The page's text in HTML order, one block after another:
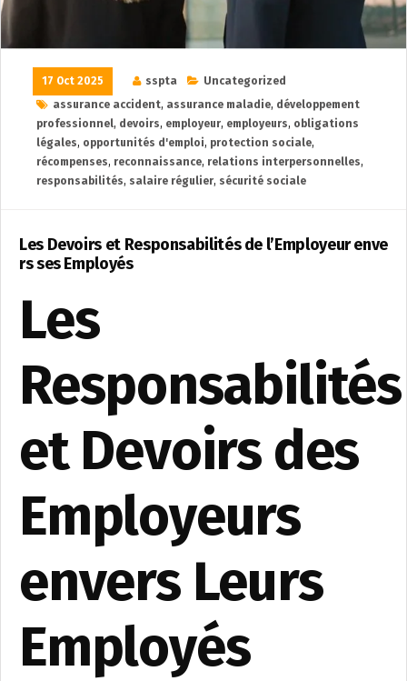
17 Oct 2025 sspta
Uncategorized
assurance accident, assurance maladie, développement
professionnel, devoirs, employeur, employeurs, obligations
légales, opportunités d'emploi, protection sociale,
récompenses, reconnaissance, relations interpersonnelles,
responsabilités, salaire régulier, sécurité sociale
Les Devoirs et Responsabilités de l’Employeur enve
rs ses Employés
Les
Responsabilités
et Devoirs des
Employeurs
envers Leurs
Employés